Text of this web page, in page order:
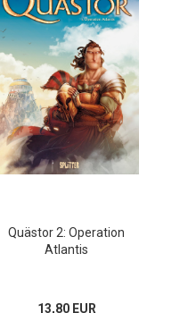
Quästor 2: Operation
Atlantis
13,80 EUR